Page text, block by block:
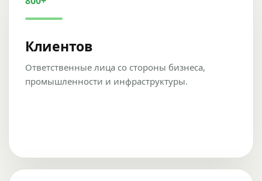
Клиентов
Ответственные лица со стороны бизнеса,
промышленности и инфраструктуры.